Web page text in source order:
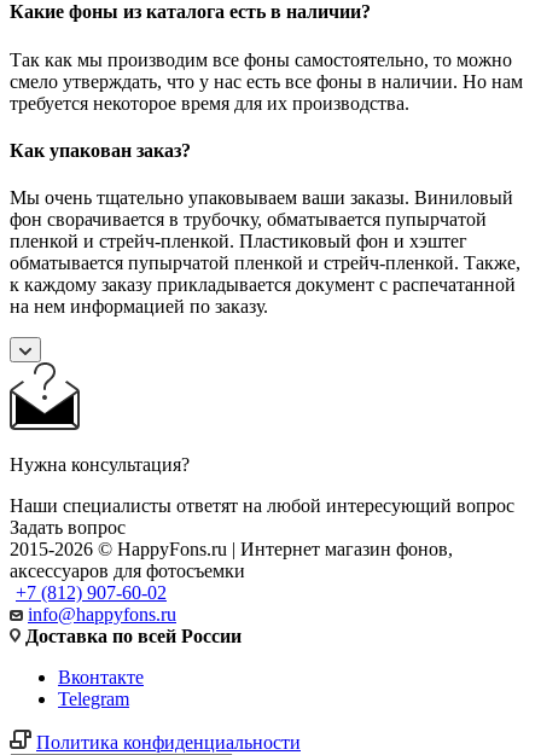
Какие фоны из каталога есть в наличии?
Так как мы производим все фоны самостоятельно, то можно
смело утверждать, что у нас есть все фоны в наличии. Но нам
требуется некоторое время для их производства.
Как упакован заказ?
Мы очень тщательно упаковываем ваши заказы. Виниловый
фон сворачивается в трубочку, обматывается пупырчатой
пленкой и стрейч-пленкой. Пластиковый фон и хэштег
обматывается пупырчатой пленкой и стрейч-пленкой. Также,
к каждому заказу прикладывается документ с распечатанной
на нем информацией по заказу.
Нужна консультация?
Наши специалисты ответят на любой интересующий вопрос
Задать вопрос
2015-2026 © HappyFons.ru | Интернет магазин фонов,
аксессуаров для фотосъемки
+7 (812) 907-60-02
info@happyfons.ru
Доставка по всей России
Вконтакте
Telegram
Политика конфиденциальности